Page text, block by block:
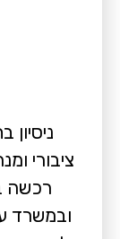
ניסיון
רכשה